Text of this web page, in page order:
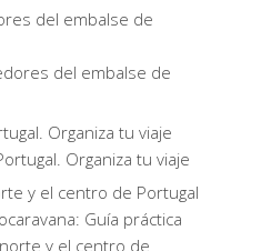
del embalse de
Organiza tu viaje
y el centro de Portugal
Guía práctica